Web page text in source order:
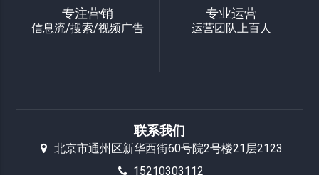
专注营销
信息流/搜索/视频广告
专业运营
运营团队上百人
联系我们
北京市通州区新华西街60号院2号楼21层2123
15210303112